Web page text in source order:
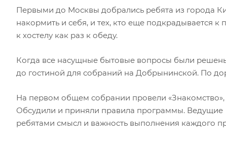
Первыми до Москвы добрались ребята из города
накормить и себя, и тех, кто еще подкрадывается
к хостелу как раз к обеду.
Когда все насущные бытовые вопросы были
до гостиной для собраний на Добрынинской. По
На первом общем собрании провели
Обсудили и приняли правила программы.
ребятами смысл и важность выполнения каждого